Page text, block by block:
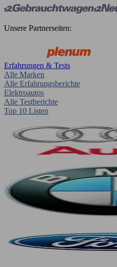
Unsere Partnerseiten:
Erfahrungen & Tests
Alle Marken
Alle Erfahrungsberichte
Elektroautos
Alle Testberichte
Top 10 Listen